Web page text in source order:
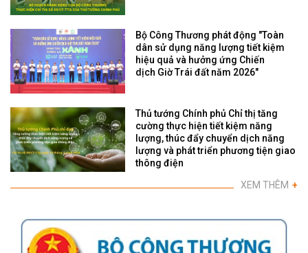
Bộ Công Thương phát động "Toàn
dân sử dụng năng lượng tiết kiệm
hiệu quả và hưởng ứng Chiến
dịch Giờ Trái đất năm 2026"
Thủ tướng Chính phủ Chỉ thị tăng
cường thực hiện tiết kiệm năng
lượng, thúc đẩy chuyển dịch năng
lượng và phát triển phương tiện giao
thông điện
XEM THÊM +